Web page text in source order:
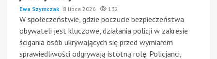
Ewa Szymczak 8 lipca 2026 132
W społeczeństwie, gdzie poczucie bezpieczeństwa
obywateli jest kluczowe, działania policji w zakresie
ścigania osób ukrywających się przed wymiarem
sprawiedliwości odgrywają istotną rolę. Policjanci,